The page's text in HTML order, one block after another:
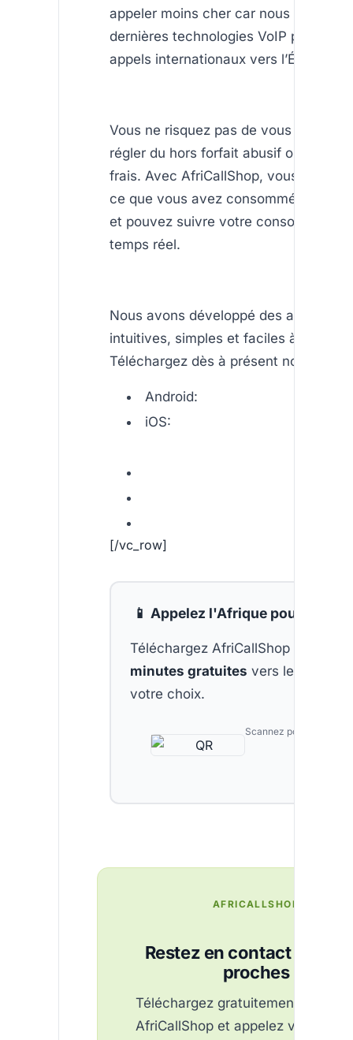
appeler moins cher car nous utilisons
dernières technologies VoIP pour
appels internationaux vers l’Éthiopie
Vous ne risquez pas de vous
régler du hors forfait abusif ou être
frais. Avec AfriCallShop, vous ne
ce que vous avez consommé depuis
et pouvez suivre votre consommation
temps réel.
Nous avons développé des
intuitives, simples et faciles à utiliser.
Téléchargez dès à présent nous
Android:
iOS:
[/vc_row]
📱 Appelez l'Afrique pour moins
Téléchargez AfriCallShop et
minutes gratuites vers le pays de
votre choix.
Scannez pour
AFRICALLSHOP
Restez en contact avec
proches
Téléchargez gratuitement
AfriCallShop et appelez vos